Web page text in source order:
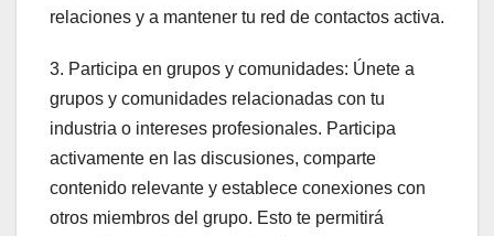
relaciones y a mantener tu red de contactos activa.
3. Participa en grupos y comunidades: Únete a
grupos y comunidades relacionadas con tu
industria o intereses profesionales. Participa
activamente en las discusiones, comparte
contenido relevante y establece conexiones con
otros miembros del grupo. Esto te permitirá